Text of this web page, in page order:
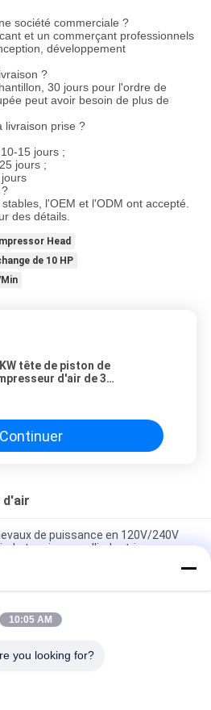
société commerciale ?
et un commerçant professionnels
développement
?
30 jours pour l'ordre de
peut avoir besoin de plus de
livraison prise ?
15 jours ;
jours ;
l'OEM et l'ODM ont accepté.
des détails.
Head
de 10 HP
tête de piston de
d'air de 3
Continuer
d'air
de puissance en 120V/240V
de tension pour l'industrie
tension 120V/240V avec 2
115psi
industriel avec des performances
10:05 AM
you looking for?